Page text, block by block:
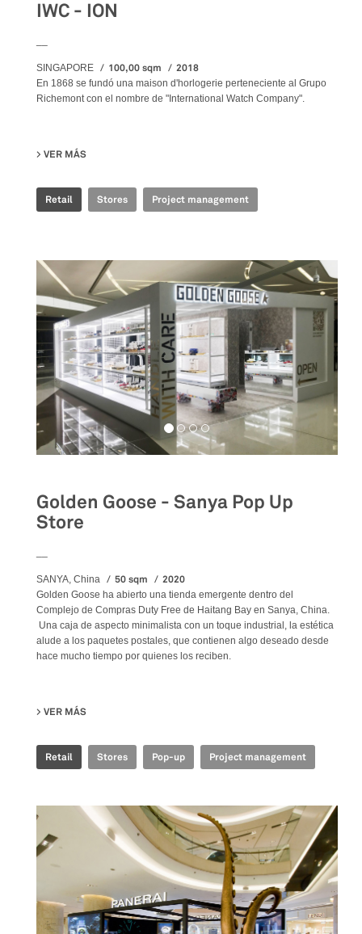
IWC - ION
SINGAPORE 100,00 sqm 2018
En 1868 se fundó una maison d'horlogerie perteneciente al Grupo
Richemont con el nombre de "International Watch Company".
VER MÁS
Retail Stores Project management
Golden Goose - Sanya Pop Up
Store
SANYA, China 50 sqm 2020
Golden Goose ha abierto una tienda emergente dentro del
Complejo de Compras Duty Free de Haitang Bay en Sanya, China.
Una caja de aspecto minimalista con un toque industrial, la estética
alude a los paquetes postales, que contienen algo deseado desde
hace mucho tiempo por quienes los reciben.
VER MÁS
Retail Stores Pop-up Project management